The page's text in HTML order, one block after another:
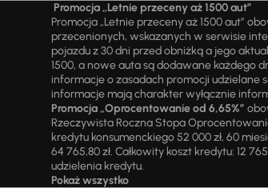
Promocja „Letnie przeceny aż 1500 aut”
Promocja „Letnie przeceny aż 1500 aut”
przecenionych, wskazanych w serwisie
pojazdu z 30 dni przed obniżką a jego
1500, a nowe auta są dodawane każdego
informacje o zasadach promocji
informacje mają charakter wyłącznie
Promocja „Oprocentowanie od 6,65%”
Rzeczywista Roczna Stopa
kredytu konsumenckiego 52 000 zł, 60
64 765,80 zł. Całkowity koszt kredytu: 12
udzielenia kredytu.
Pokaż wszystko